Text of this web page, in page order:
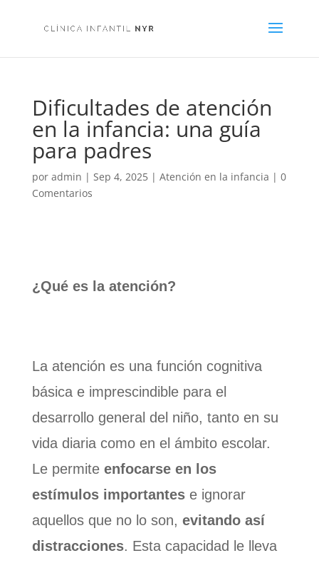
Dificultades de atención
en la infancia: una guía
para padres
por admin | Sep 4, 2025| Atención en la infancia | 0
Comentarios
¿Qué es la atención?
La atención es una función cognitiva
básica e imprescindible para el
desarrollo general del niño, tanto en su
vida diaria como en el ámbito escolar.
Le permite enfocarse en los
estímulos importantese ignorar
aquellos que no lo son, evitando así
distracciones. Esta capacidad le lleva